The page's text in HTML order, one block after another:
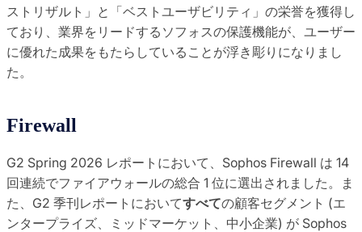
ストリザルト」と「ベストユーザビリティ」の栄誉を獲得し
ており、業界をリードするソフォスの保護機能が、ユーザー
に優れた成果をもたらしていることが浮き彫りになりまし
た。
Firewall
G2 Spring 2026 レポートにおいて、Sophos Firewall は 14
回連続でファイアウォールの総合 1 位に選出されました。ま
た、G2 季刊レポートにおいてすべての顧客セグメント (エ
ンタープライズ、ミッドマーケット、中小企業) が Sophos